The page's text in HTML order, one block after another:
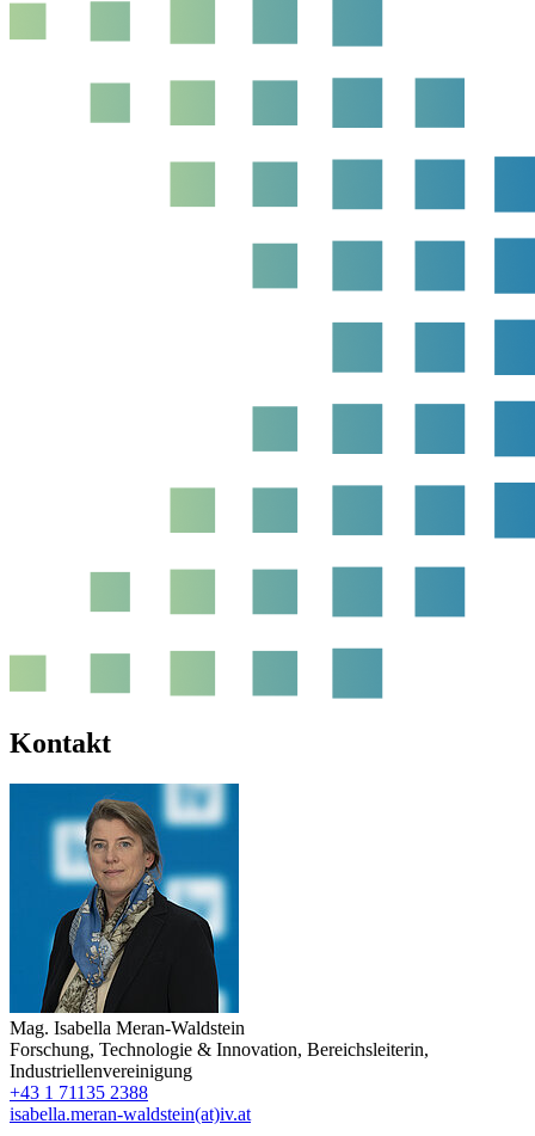
Kontakt
Mag. Isabella Meran-Waldstein
Forschung, Technologie & Innovation, Bereichsleiterin,
Industriellenvereinigung
+43 1 71135 2388
isabella.meran-waldstein(at)iv.at